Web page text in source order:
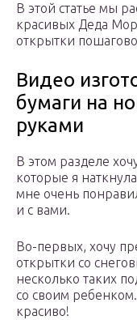
В этой статье мы
красивых Деда
открытки
Видео
бумаги на
руками
В этом разделе
которые я
мне очень
и с вами.
Во-первых, хочу
открытки со
несколько таких
со своим
красиво!